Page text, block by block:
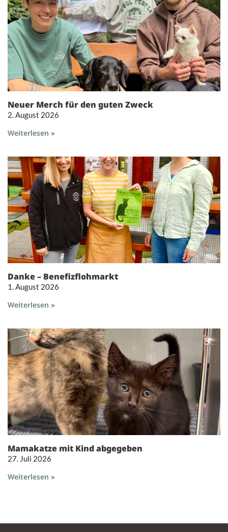
Neuer Merch für den guten Zweck
2. August 2026
Weiterlesen »
Danke – Benefizflohmarkt
1. August 2026
Weiterlesen »
Mamakatze mit Kind abgegeben
27. Juli 2026
Weiterlesen »